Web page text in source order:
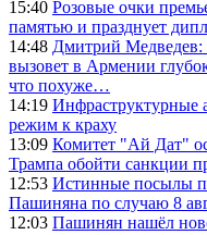
15:40 Розовые очки
памятью и празднует
14:48 Дмитрий Медведев:
вызовет в Армении
что похуже…
14:19 Инфраструктурные
режим к краху
13:09 Комитет "Ай Дат"
Трампа обойти санкции
12:53 Истинные посылы
Пашиняна по случаю 8
12:03 Пашинян нашёл